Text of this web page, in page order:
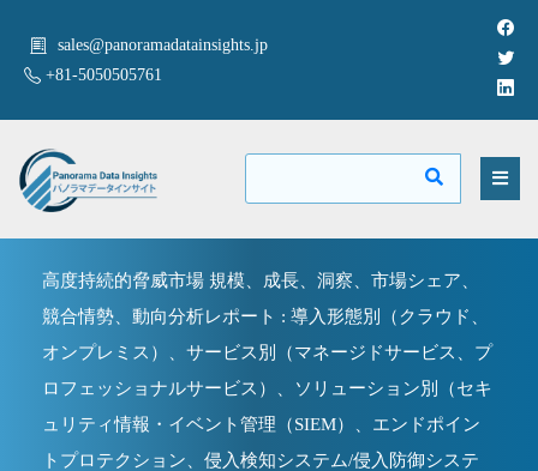
sales@panoramadatainsights.jp
+81-5050505761
高度持続的脅威市場 規模、成長、洞察、市場シェア、
競合情勢、動向分析レポート : 導入形態別（クラウド、
オンプレミス）、サービス別（マネージドサービス、プ
ロフェッショナルサービス）、ソリューション別（セキ
ュリティ情報・イベント管理（SIEM）、エンドポイン
トプロテクション、侵入検知システム/侵入防御システ